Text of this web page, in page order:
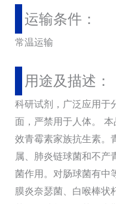
运输条件：
常温运输
用途及描述：
科研试剂，广泛应用于
面，严禁用于人体。
效青霉素家族抗生素。
属、肺炎链球菌和不产
菌作用。对肠球菌有中
膜炎奈瑟菌、白喉棒状